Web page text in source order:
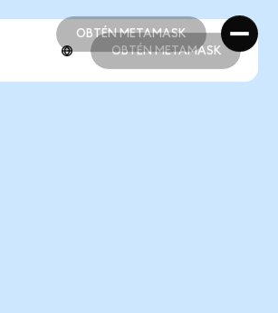
OBTÉN METAMASK
OBTÉN METAMASK
OBTÉN METAMASK